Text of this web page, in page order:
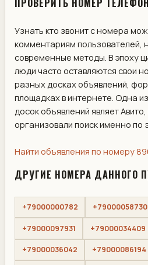
ПРОВЕРИТЬ НОМЕР
Узнать кто звонит с номера
комментариям пользователей,
современные методы. В эпоху
люди часто оставляются свои
разных досках объявлений,
площадках в интернете. Одна
досок объявлений являет
организовали поиск именно по
Найти объявления по номеру
ДРУГИЕ НОМЕРА ДАННОГО
+79000000782 +79000058730
+79000097931 +79000034409
+79000036042 +79000086194